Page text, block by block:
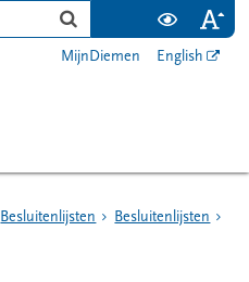
MijnDiemen English
Besluitenlijsten
Besluitenlijsten